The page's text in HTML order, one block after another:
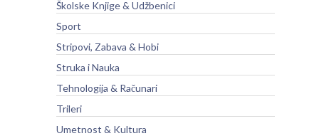
Školske Knjige & Udžbenici
Sport
Stripovi, Zabava & Hobi
Struka i Nauka
Tehnologija & Računari
Trileri
Umetnost & Kultura